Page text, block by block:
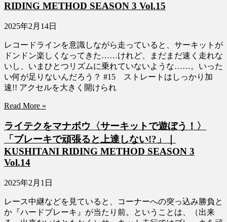
RIDING METHOD SEASON 3 Vol.15
2025年2月14日
レコードラインを意識しながら走っていると、サーキットが
ドンドン楽しくなってきた……けれど、まだまだ速く走れな
いし、いまひとつリズムに乗れていないような……。いった
い何が足りないんだろう？ #15 ストレートはしっかり加
速!! アクセルを大きく開けられ
Read More »
ライテクをマナボウ〈サーキットで遊ぼう！〉
「ブレーキで頑張ると上達しない!?」｜
KUSHITANI RIDING METHOD SEASON 3
Vol.14
2025年2月1日
レース中継などを見ていると、コーナーへの突っ込み勝負と
か『ハードブレーキ』が当たり前。ということは、（出来